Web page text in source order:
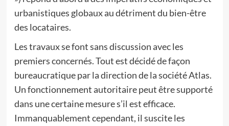
urbanistiques globaux au détriment du bien-être
des locataires.
Les travaux se font sans discussion avec les
premiers concernés. Tout est décidé de façon
bureaucratique par la direction de la société Atlas.
Un fonctionnement autoritaire peut être supporté
dans une certaine mesure s’il est efficace.
Immanquablement cependant, il suscite les